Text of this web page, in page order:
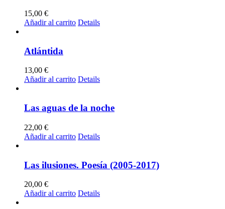
15,00 €
Añadir al carrito Details
Atlántida
13,00 €
Añadir al carrito Details
Las aguas de la noche
22,00 €
Añadir al carrito Details
Las ilusiones. Poesía (2005-2017)
20,00 €
Añadir al carrito Details